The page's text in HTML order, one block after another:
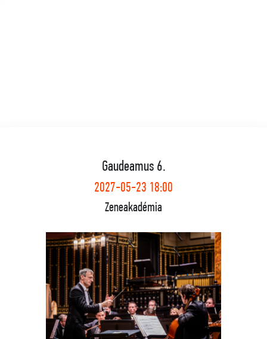
Gaudeamus 6.
2027-05-23 18:00
Zeneakadémia